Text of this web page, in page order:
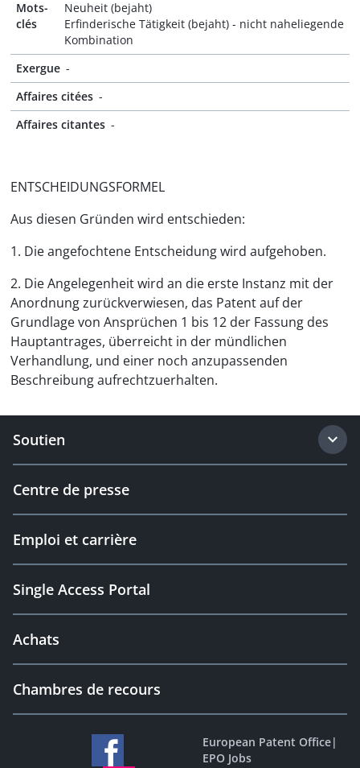
Mots-
clés
Neuheit (bejaht)
Erfinderische Tätigkeit (bejaht) - nicht naheliegende
Kombination
Exergue -
Affaires citées -
Affaires citantes -
ENTSCHEIDUNGSFORMEL
Aus diesen Gründen wird entschieden:
1. Die angefochtene Entscheidung wird aufgehoben.
2. Die Angelegenheit wird an die erste Instanz mit der
Anordnung zurückverwiesen, das Patent auf der
Grundlage von Ansprüchen 1 bis 12 der Fassung des
Hauptantrages, überreicht in der mündlichen
Verhandlung, und einer noch anzupassenden
Beschreibung aufrechtzuerhalten.
Soutien
Centre de presse
Emploi et carrière
Single Access Portal
Achats
Chambres de recours
European Patent Office|
EPO Jobs